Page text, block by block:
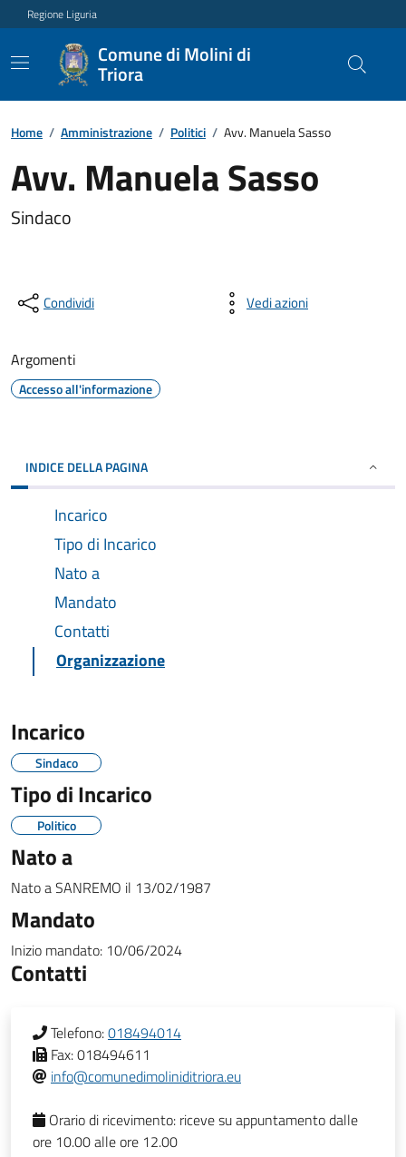
Regione Liguria
Comune di Molini di
Triora
Home / Amministrazione / Politici / Avv. Manuela Sasso
Avv. Manuela Sasso
Sindaco
Condividi Vedi azioni
Argomenti
Accesso all'informazione
INDICE DELLA PAGINA
Incarico
Tipo di Incarico
Nato a
Mandato
Contatti
Organizzazione
Incarico
Sindaco
Tipo di Incarico
Politico
Nato a
Nato aSANREMO il 13/02/1987
Mandato
Inizio mandato: 10/06/2024
Contatti
Telefono:018494014
Fax:018494611
info@comunedimoliniditriora.eu
Orario di ricevimento: riceve su appuntamento dalle
ore 10.00 alle ore 12.00